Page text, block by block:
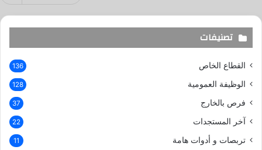
تصنيفات
القطاع الخاص 136
الوظيفة العمومية 128
فرص بالخارج 37
آخر المستجدات 22
تربصات و أدوات هامة 11